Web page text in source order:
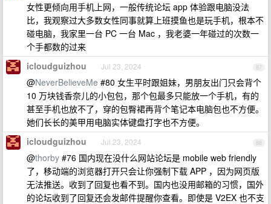
女性更倾向用手机上网，一般传统论坛 app 体验跟电脑没法
比，我观察过大多数女性同事就算上班摸鱼也是玩手机，根本不
碰电脑，我家里一台 PC 一台 Mac ，我老婆一年碰过的次数一
个手都数的过来
87
icloudguizhou Jul 23, 2024
@NeverBelieveMe #80 女生平时跟姐妹，男朋友出门只会背个
10 万块钱香奈儿的小包包，那个包最多只能放一个手机，有的
甚至手机也放不了，穿的包臀裙再背个笔记本电脑包也不方便。
她们长长的美甲用电脑实体键盘打字也不方便。
88
icloudguizhou Jul 23, 2024
@thorby #76 国内现在没什么网站论坛是 mobile web friendly
了，移动端的浏览器打开只会让你强制下载 APP ，因为网页版
无法推送。收到了回复也看不到。国内也没用邮箱的习惯，国外
的论坛收到了回复还会发邮件提醒你查看。即使是 V2EX 也不支